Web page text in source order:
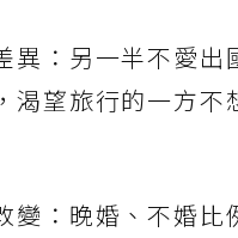
異：另一半不愛出
渴望旅行的一方不
變：晚婚、不婚比